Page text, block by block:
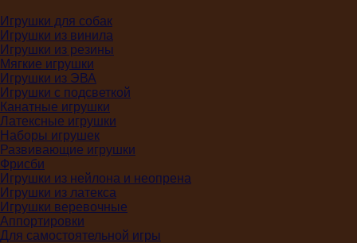
Игрушки для собак
Игрушки из винила
Игрушки из резины
Мягкие игрушки
Игрушки из ЭВА
Игрушки с подсветкой
Канатные игрушки
Латексные игрушки
Наборы игрушек
Развивающие игрушки
Фрисби
Игрушки из нейлона и неопрена
Игрушки из латекса
Игрушки веревочные
Аппортировки
Для самостоятельной игры